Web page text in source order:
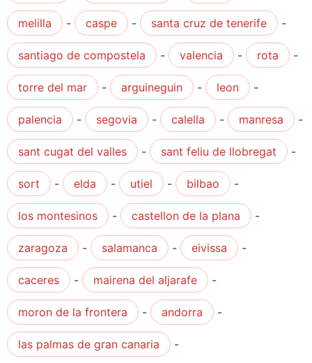
melilla - caspe - santa cruz de tenerife -
santiago de compostela - valencia - rota -
torre del mar - arguineguin - leon -
palencia - segovia - calella - manresa -
sant cugat del valles - sant feliu de llobregat -
sort - elda - utiel - bilbao -
los montesinos - castellon de la plana -
zaragoza - salamanca - eivissa -
caceres - mairena del aljarafe -
moron de la frontera - andorra -
las palmas de gran canaria -